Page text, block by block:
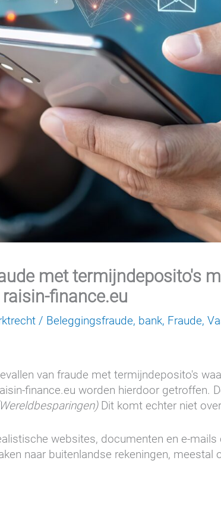
met termijndeposito's
finance.eu
/ Beleggingsfraude, bank, Fraude,
van fraude met termijndeposito's
finance.eu worden hierdoor getroffen.
Dit komt echter niet
websites, documenten en e-
naar buitenlandse rekeningen, meestal